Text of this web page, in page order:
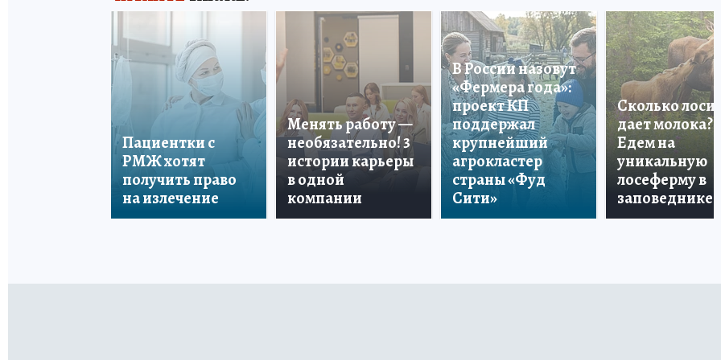
Пациентки с
РМЖ хотят
получить право
на излечение
Менять работу —
необязательно! 3
истории карьеры
в одной
компании
В России назовут
«Фермера года»:
проект КП
поддержал
крупнейший
агрокластер
страны «Фуд
Сити»
Сколько лосиха
дает молока?
Едем на
уникальную
лосеферму в
заповеднике!